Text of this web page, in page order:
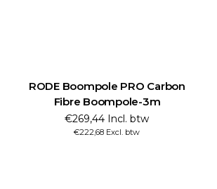
RODE Boompole PRO Carbon
Fibre Boompole-3m
€269,44 Incl. btw
€222,68 Excl. btw